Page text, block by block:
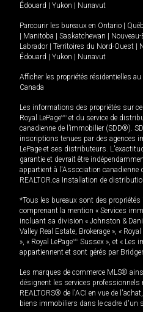
Édouard | Yukon | Nunavut
Parcourir les bureaux en Ontario |
| Manitoba | Saskatchewan |
Labrador | Territoires du Nord-Ouest |
Édouard | Yukon | Nunavut
Afficher les propriétés résidentielles au
Canada
Les informations des propriétés sur
Royal LePageMD et du service de
canadienne de l’immobilier (SDD®).
inscriptions tenues par des agences
LePage et ses distributeurs.
garantie et devrait être
appartient à l'Association canadienne
REALTOR.ca Installation de
*Tous les bureaux sont des
comprenant la mention « Services
incluant sa division « Johnston &
Valley Real Estate, Brokerage », « Royal
», « Royal LePageMD Sussex », et « Les
appartiennent et sont gérés par
Les marques de commerce MLS®
désignent les services professionnels
REALTORS® de l'ACI en vue de
biens immobiliers dans le cadre d'un